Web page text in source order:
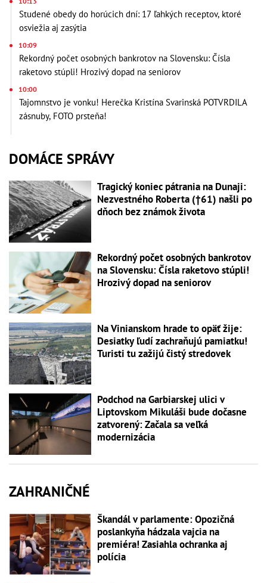
Studené obedy do horúcich dní: 17 ľahkých receptov, ktoré
osviežia aj zasýtia
10:09
Rekordný počet osobných bankrotov na Slovensku: Čísla
raketovo stúpli! Hrozivý dopad na seniorov
10:00
Tajomnstvo je vonku! Herečka Kristína Svarinská POTVRDILA
zásnuby, FOTO prsteňa!
DOMÁCE SPRÁVY
Tragický koniec pátrania na Dunaji:
Nezvestného Roberta (†61) našli po
dňoch bez známok života
Rekordný počet osobných bankrotov
na Slovensku: Čísla raketovo stúpli!
Hrozivý dopad na seniorov
Na Vinianskom hrade to opäť žije:
Desiatky ľudí zachraňujú pamiatku!
Turisti tu zažijú čistý stredovek
Podchod na Garbiarskej ulici v
Liptovskom Mikuláši bude dočasne
zatvorený: Začala sa veľká
modernizácia
ZAHRANIČNÉ
Škandál v parlamente: Opozičná
poslankyňa hádzala vajcia na
premiéra! Zasiahla ochranka aj
polícia